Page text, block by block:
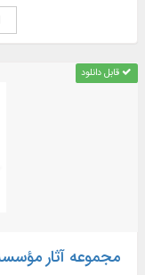
قابل دانلود
مجموعه آثار